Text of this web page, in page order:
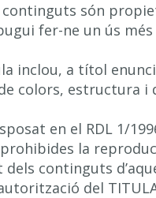
són
fer-ne un ús
inclou, a títol
colors, estructura i
en el RDL 1/
la
continguts
del